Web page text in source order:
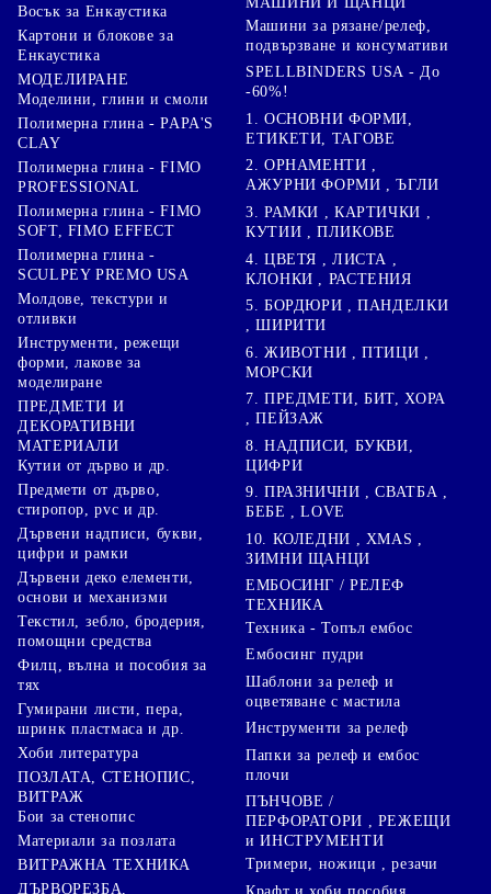
Восък за Енкаустика
Картони и блокове за
Енкаустика
МОДЕЛИРАНЕ
Моделини, глини и смоли
Полимерна глина - PAPA'S
CLAY
Полимерна глина - FIMO
PROFESSIONAL
Полимерна глина - FIMO
SOFT, FIMO EFFECT
Полимерна глина -
SCULPEY PREMO USA
Молдове, текстури и
отливки
Инструменти, режещи
форми, лакове за
моделиране
ПРЕДМЕТИ И
ДЕКОРАТИВНИ
МАТЕРИАЛИ
Кутии от дърво и др.
Предмети от дърво,
стиропор, pvc и др.
Дървени надписи, букви,
цифри и рамки
Дървени деко елементи,
основи и механизми
Текстил, зебло, бродерия,
помощни средства
Филц, вълна и пособия за
тях
Гумирани листи, пера,
шринк пластмаса и др.
Хоби литература
ПОЗЛАТА, СТЕНОПИС,
ВИТРАЖ
Бои за стенопис
Материали за позлата
ВИТРАЖНА ТЕХНИКА
ДЪРВОРЕЗБА,
Машини за рязане/релеф,
подвързване и консумативи
SPELLBINDERS USA - До
-60%!
1. ОСНОВНИ ФОРМИ,
ЕТИКЕТИ, ТАГОВЕ
2. ОРНАМЕНТИ ,
АЖУРНИ ФОРМИ , ЪГЛИ
3. РАМКИ , КАРТИЧКИ ,
КУТИИ , ПЛИКОВЕ
4. ЦВЕТЯ , ЛИСТА ,
КЛОНКИ , РАСТЕНИЯ
5. БОРДЮРИ , ПАНДЕЛКИ
, ШИРИТИ
6. ЖИВОТНИ , ПТИЦИ ,
МОРСКИ
7. ПРЕДМЕТИ, БИТ, ХОРА
, ПЕЙЗАЖ
8. НАДПИСИ, БУКВИ,
ЦИФРИ
9. ПРАЗНИЧНИ , СВАТБА ,
БЕБЕ , LOVE
10. КОЛЕДНИ , XMAS ,
ЗИМНИ ЩАНЦИ
ЕМБОСИНГ / РЕЛЕФ
ТЕХНИКА
Техника - Топъл ембос
Ембосинг пудри
Шаблони за релеф и
оцветяване с мастила
Инструменти за релеф
Папки за релеф и ембос
плочи
ПЪНЧОВЕ /
ПЕРФОРАТОРИ , РЕЖЕЩИ
и ИНСТРУМЕНТИ
Тримери, ножици , резачи